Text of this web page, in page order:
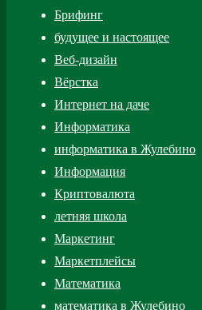
Брифинг
будущее и настоящее
Веб-дизайн
Вёрстка
Интернет на даче
Информатика
информатика в Жулебино
Информация
Криптовалюта
летняя школа
Маркетинг
Маркетплейсы
Математика
математика в Жулебино